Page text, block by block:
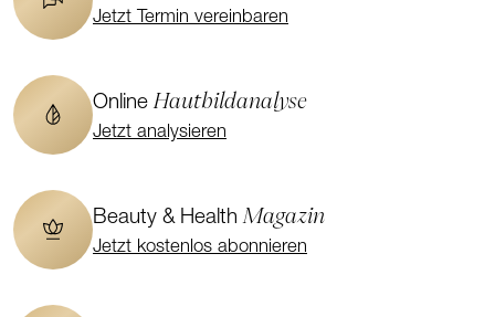
Jetzt Termin vereinbaren
OnlineHautbildanalyse
Jetzt analysieren
Beauty & HealthMagazin
Jetzt kostenlos abonnieren